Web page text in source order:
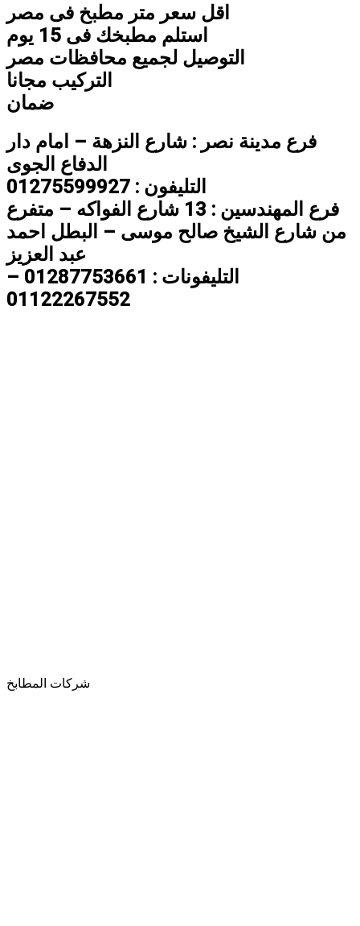
اقل سعر متر مطبخ فى مصر
استلم مطبخك فى 15 يوم
التوصيل لجميع محافظات مصر
التركيب مجانا
ضمان
فرع مدينة نصر : شارع النزهة – امام دار
الدفاع الجوى
التليفون : 01275599927
فرع المهندسين : 13 شارع الفواكه – متفرع
من شارع الشيخ صالح موسى – البطل احمد
عبد العزيز
التليفونات : 01287753661 –
01122267552
شركات المطابخ